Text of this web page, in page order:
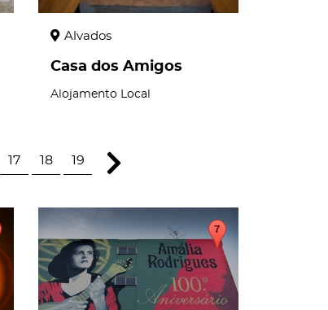
Alvados
Casa dos Amigos
Alojamento Local
17 18 19
page